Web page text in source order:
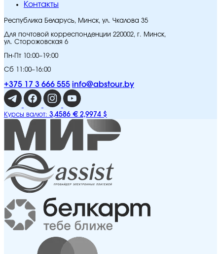
Контакты
Республика Беларусь, Минск, ул. Чкалова 35
Для почтовой корреспонденции 220002, г. Минск,
ул. Сторожовская 6
Пн-Пт 10:00–19:00
Сб 11:00–16:00
+375 17 3 666 555 info@abstour.by
Курсы валют: 3,4586 € 2,9974 $